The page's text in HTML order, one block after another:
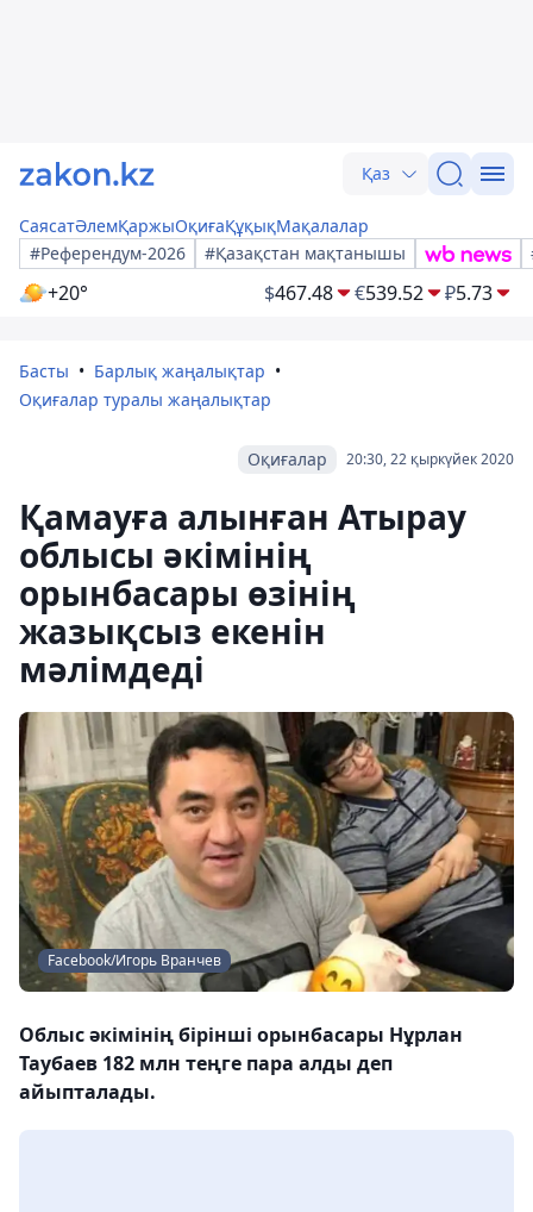
Қаз
СаясатӘлемҚаржыОқиғаҚұқықМақалалар
#Референдум-2026
#Қазақстан мақтанышы
+20° $467.48 €539.52 ₽5.73
Басты
Барлық жаңалықтар
Оқиғалар туралы жаңалықтар
20:30, 22 қыркүйек 2020
Оқиғалар
Қамауға алынған Атырау
облысы әкімінің
орынбасары өзінің
жазықсыз екенін
мәлімдеді
Facebook/Игорь Вранчев
Облыс әкімінің бірінші орынбасары Нұрлан
Таубаев 182 млн теңге пара алды деп
айыпталады.